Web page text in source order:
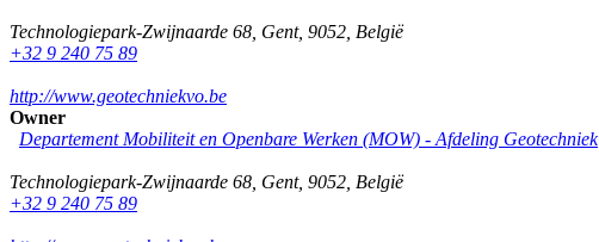
Technologiepark-Zwijnaarde 68 Gent, 9052 België
+32 9 240 75 89
http://www.geotechniekvo.be
Owner
Departement Mobiliteit en Openbare Werken (MOW) - Afdeling Geotechniek
Technologiepark-Zwijnaarde 68 Gent, 9052 België
+32 9 240 75 89